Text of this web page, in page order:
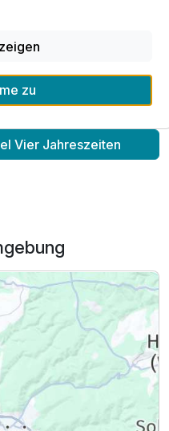
an einem der
Vier Jahreszeiten
zu